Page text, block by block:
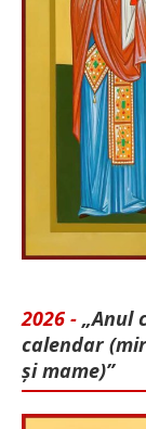
2026 - „Anul
calendar
și mame)”